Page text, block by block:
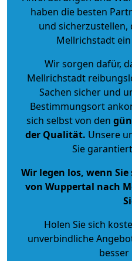
haben die besten
und sicherzustellen,
Mellrichstadt
Wir sorgen dafür,
Mellrichstadt
Sachen sicher und
Bestimmungsort
sich selbst von den
der Qualität. Unsere
Sie
Wir legen los, wenn
von Wuppertal nach
Holen Sie sich
unverbindliche
besser